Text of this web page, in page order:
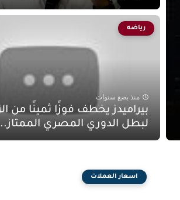
رياضه
منذ بضع سنوات
بيراميدز يخطف فوزًا ثمينًا من
لبطل الدوري المصري
اسعار العملات